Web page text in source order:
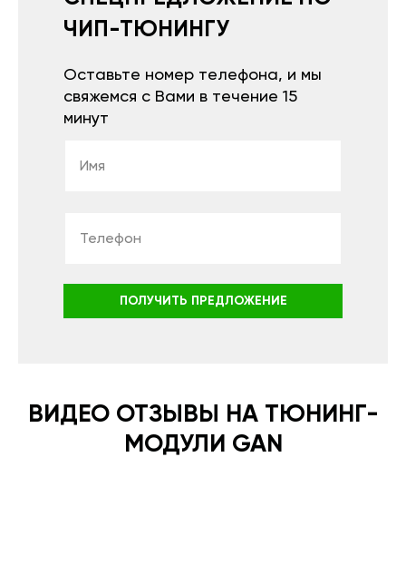
ЧИП-ТЮНИНГУ
Оставьте номер телефона, и мы
свяжемся с Вами в течение 15
минут
ПОЛУЧИТЬ ПРЕДЛОЖЕНИЕ
ВИДЕО ОТЗЫВЫ НА ТЮНИНГ-
МОДУЛИ GAN